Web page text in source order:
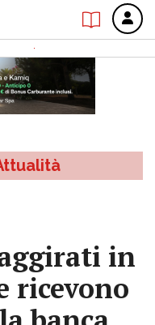
in
ricevono